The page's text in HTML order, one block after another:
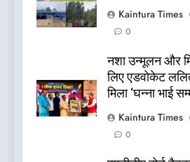
Kaintura Times
0
नशा उन्मूलन और
लिए एडवोकेट
मिला ‘घन्ना भाई
Kaintura Times
0